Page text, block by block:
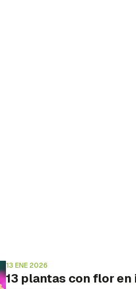
has de iniciar sesión con tu
13 ENE 2026
13 plantas con flor en